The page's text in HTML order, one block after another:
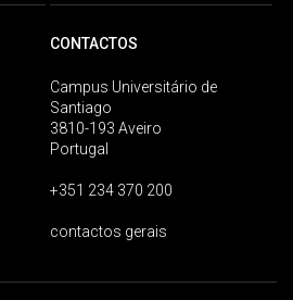
CONTACTOS
Campus Universitário de
Santiago
3810-193 Aveiro
Portugal
+351 234 370 200
contactos gerais